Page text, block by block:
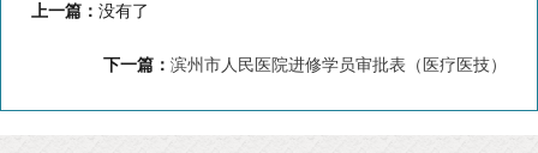
上一篇：没有了
下一篇： 滨州市人民医院进修学员审批表（医疗医技）